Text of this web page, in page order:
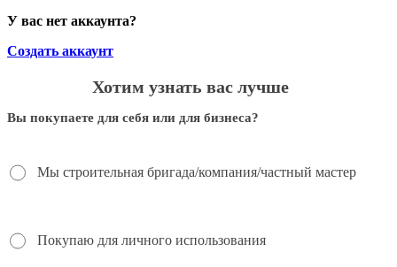
У вас нет аккаунта?
Создать аккаунт
Хотим узнать вас лучше
Вы покупаете для себя или для бизнеса?
Мы строительная бригада/компания/частный мастер
Покупаю для личного использования